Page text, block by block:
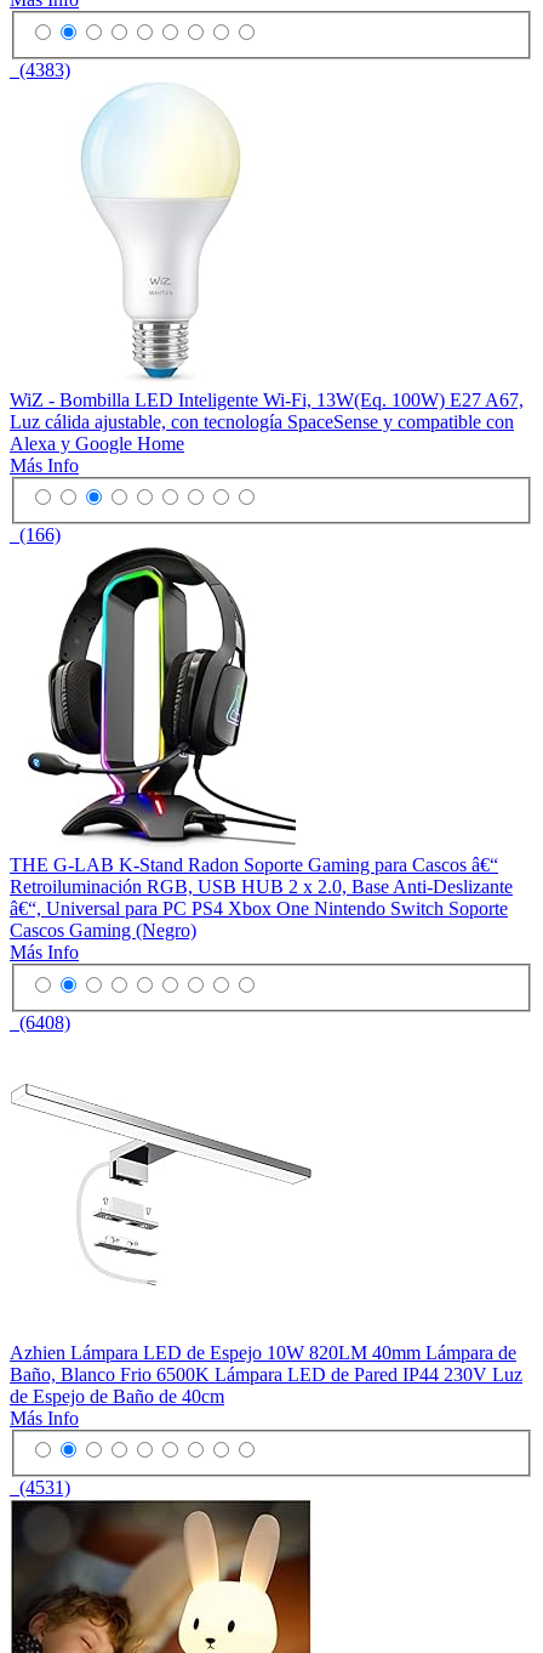
(4383)
WiZ - Bombilla LED Inteligente Wi-Fi, 13W(Eq. 100W) E27 A67,
Luz cálida ajustable, con tecnología SpaceSense y compatible con
Alexa y Google Home
Más Info
(166)
THE G-LAB K-Stand Radon Soporte Gaming para Cascos â€“
Retroiluminación RGB, USB HUB 2 x 2.0, Base Anti-Deslizante
â€“, Universal para PC PS4 Xbox One Nintendo Switch Soporte
Cascos Gaming (Negro)
Más Info
(6408)
Azhien Lámpara LED de Espejo 10W 820LM 40mm Lámpara de
Baño, Blanco Frio 6500K Lámpara LED de Pared IP44 230V Luz
de Espejo de Baño de 40cm
Más Info
(4531)